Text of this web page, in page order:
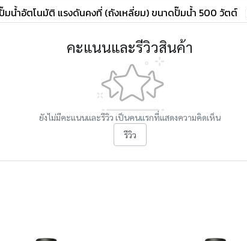
มน้ำอัตโนมัติ แรงดันคงที่ (ถังเหลี่ยม) ขนาดปั๊มน้ำ 500 วัตต์
คะแนนและรีวิวสินค้า
ยังไม่มีคะแนนและรีวิว เป็นคนแรกที่แสดงความคิดเห็น
รีวิว